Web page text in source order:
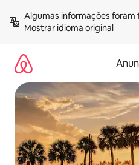
para
Mostrar idioma original